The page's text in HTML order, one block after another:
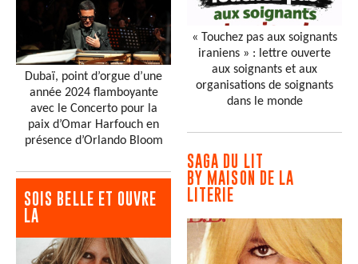
Dubaï, point d’orgue d’une
année 2024 flamboyante
avec le Concerto pour la
paix d’Omar Harfouch en
présence d’Orlando Bloom
SOIS BELLE ET OUVRE
LA
« Touchez pas aux soignants
iraniens » : lettre ouverte
aux soignants et aux
organisations de soignants
dans le monde
SAGA DU LIT
BY MAISON DE LA
LITERIE